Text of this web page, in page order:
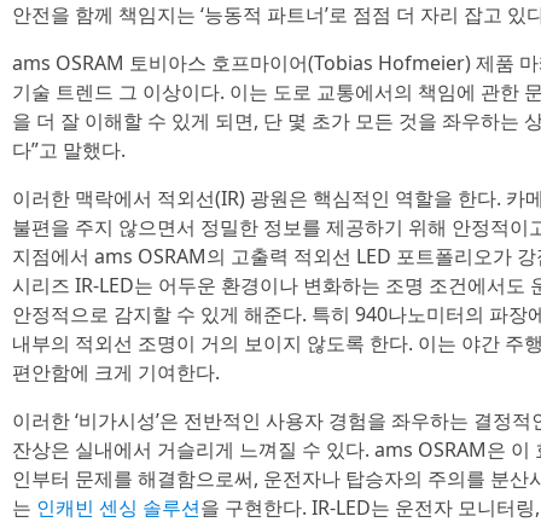
안전을 함께 책임지는 ‘능동적 파트너’로 점점 더 자리 잡고 있
ams OSRAM 토비아스 호프마이어(Tobias Hofmeier) 제품
기술 트렌드 그 이상이다. 이는 도로 교통에서의 책임에 관한
을 더 잘 이해할 수 있게 되면, 단 몇 초가 모든 것을 좌우하는
다”고 말했다.
이러한 맥락에서 적외선(IR) 광원은 핵심적인 역할을 한다. 카
불편을 주지 않으면서 정밀한 정보를 제공하기 위해 안정적이
지점에서 ams OSRAM의 고출력 적외선 LED 포트폴리오가
시리즈 IR-LED는 어두운 환경이나 변화하는 조명 조건에서도
안정적으로 감지할 수 있게 해준다. 특히 940나노미터의 파장
내부의 적외선 조명이 거의 보이지 않도록 한다. 이는 야간 주
편안함에 크게 기여한다.
이러한 ‘비가시성’은 전반적인 사용자 경험을 좌우하는 결정
잔상은 실내에서 거슬리게 느껴질 수 있다. ams OSRAM은
인부터 문제를 해결함으로써, 운전자나 탑승자의 주의를 분
는 인캐빈 센싱 솔루션을 구현한다. IR-LED는 운전자 모니터